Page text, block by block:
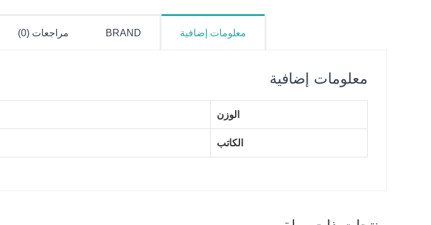
معلومات إضافية BRAND مراجعات (0)
معلومات إضافية
الوزن
الكاتب